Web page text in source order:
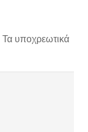
Τα υποχρεωτικά